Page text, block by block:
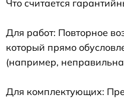
Что считается
Для работ: Повторное
который прямо
(например,
Для комплектующих: